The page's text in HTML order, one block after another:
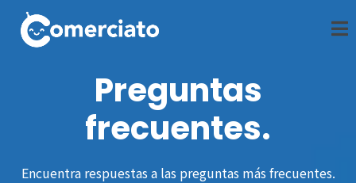
Preguntas
frecuentes.
Encuentra respuestas a las preguntas más frecuentes.